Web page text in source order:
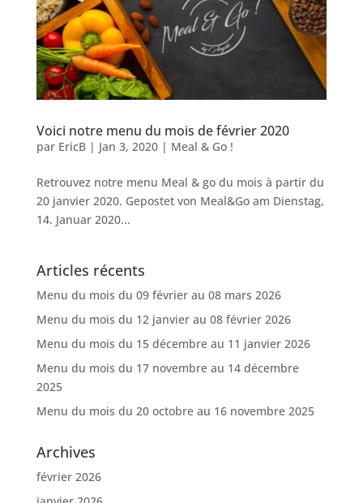
Voici notre menu du mois de février 2020
par EricB| Jan 3, 2020| Meal & Go !
Retrouvez notre menu Meal & go du mois à partir du
20 janvier 2020. Gepostet von Meal&Go am Dienstag,
14. Januar 2020...
Articles récents
Menu du mois du 09 février au 08 mars 2026
Menu du mois du 12 janvier au 08 février 2026
Menu du mois du 15 décembre au 11 janvier 2026
Menu du mois du 17 novembre au 14 décembre
2025
Menu du mois du 20 octobre au 16 novembre 2025
Archives
février 2026